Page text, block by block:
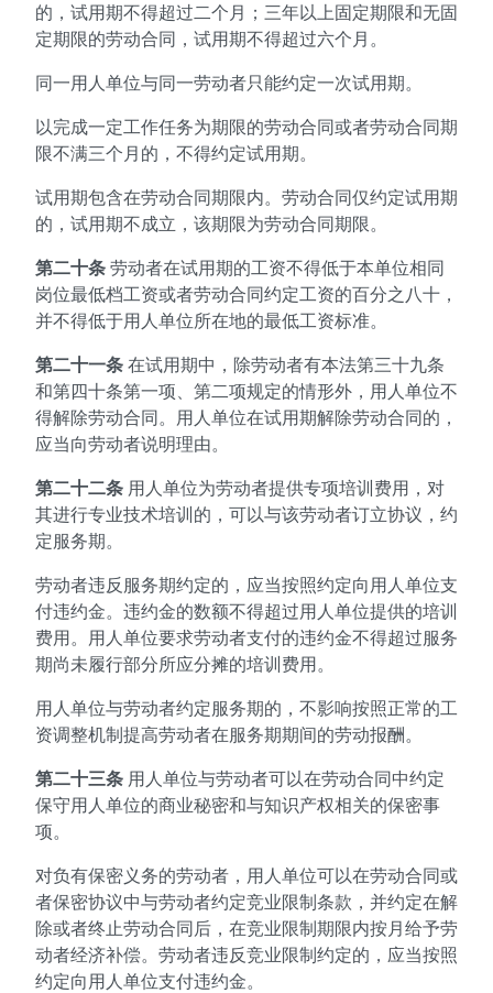
的，试用期不得超过二个月；三年以上固定期限和无固
定期限的劳动合同，试用期不得超过六个月。
同一用人单位与同一劳动者只能约定一次试用期。
以完成一定工作任务为期限的劳动合同或者劳动合同期
限不满三个月的，不得约定试用期。
试用期包含在劳动合同期限内。劳动合同仅约定试用期
的，试用期不成立，该期限为劳动合同期限。
第二十条 劳动者在试用期的工资不得低于本单位相同
岗位最低档工资或者劳动合同约定工资的百分之八十，
并不得低于用人单位所在地的最低工资标准。
第二十一条 在试用期中，除劳动者有本法第三十九条
和第四十条第一项、第二项规定的情形外，用人单位不
得解除劳动合同。用人单位在试用期解除劳动合同的，
应当向劳动者说明理由。
第二十二条 用人单位为劳动者提供专项培训费用，对
其进行专业技术培训的，可以与该劳动者订立协议，约
定服务期。
劳动者违反服务期约定的，应当按照约定向用人单位支
付违约金。违约金的数额不得超过用人单位提供的培训
费用。用人单位要求劳动者支付的违约金不得超过服务
期尚未履行部分所应分摊的培训费用。
用人单位与劳动者约定服务期的，不影响按照正常的工
资调整机制提高劳动者在服务期期间的劳动报酬。
第二十三条 用人单位与劳动者可以在劳动合同中约定
保守用人单位的商业秘密和与知识产权相关的保密事
项。
对负有保密义务的劳动者，用人单位可以在劳动合同或
者保密协议中与劳动者约定竞业限制条款，并约定在解
除或者终止劳动合同后，在竞业限制期限内按月给予劳
动者经济补偿。劳动者违反竞业限制约定的，应当按照
约定向用人单位支付违约金。